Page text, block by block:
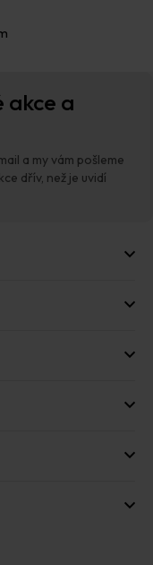
akce a
a my vám pošleme
dřív, než je uvidí